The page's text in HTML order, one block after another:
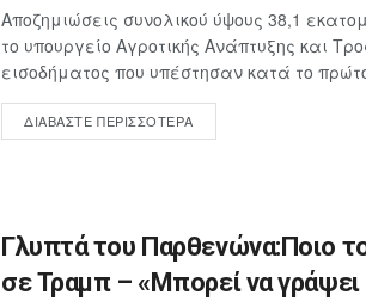
Αποζημιώσεις συνολικού ύψους 38,1
το υπουργείο Αγροτικής Ανάπτυξης και
εισοδήματος που υπέστησαν κατά το
ΔΙΑΒΆΣΤΕ ΠΕΡΙΣΣΌΤΕΡΑ
Γλυπτά του Παρθενώνα:Ποιο
σε Τραμπ – «Μπορεί να γράψει